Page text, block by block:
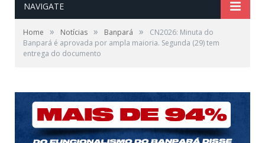
NAVIGATE
Home » Notícias » Banpará »
CN2026: Minuta do
Banpará é aprovada por ampla maioria. Segunda (29) tem
entrega do documento